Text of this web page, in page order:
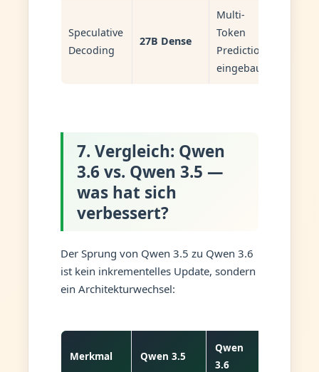
Speculative
Decoding
27B Dense
Multi-
Token
Prediction
eingebaut
7. Vergleich: Qwen
3.6 vs. Qwen 3.5 —
was hat sich
verbessert?
Der Sprung von Qwen 3.5 zu Qwen 3.6
ist kein inkrementelles Update, sondern
ein Architekturwechsel:
Merkmal Qwen 3.5
Qwen
3.6